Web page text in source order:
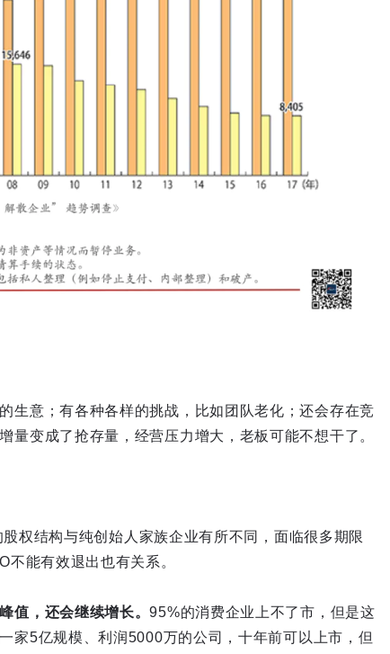
生意；有各种各样的挑战，比如团队老化；还会存在竞
量变成了抢存量，经营压力增大，老板可能不想干了。
权结构与纯创始人家族企业有所不同，面临很多期限
能有效退出也有关系。
值，还会继续增长。95%的消费企业上不了市，但是这
家5亿规模、利润5000万的公司，十年前可以上市，但